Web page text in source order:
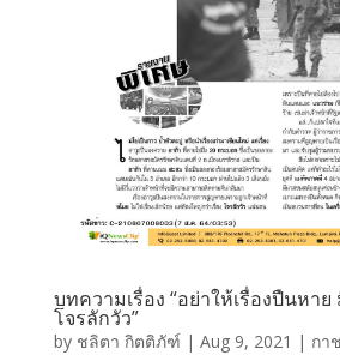
บทความเรื่อง “อย่าให้เรื่องปืนหา
โจรลักวัว”
by ชลิตา กิตติภัฑ์ | Aug 9, 2021 | กา